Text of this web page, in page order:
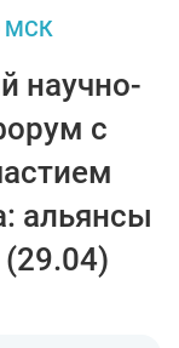
МСК
научно-
с
альянсы
(29.04)